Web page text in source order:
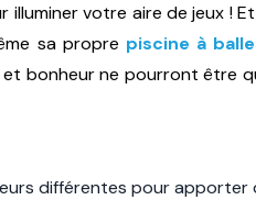
votre aire de jeux !
sa propre piscine à
bonheur ne pourront être
différentes pour apporter